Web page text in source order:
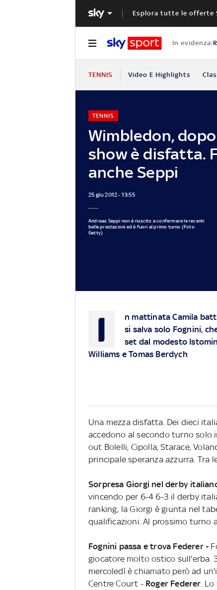
Esplora tutte le offerte
In evidenza:
TENNIS Video E Highlights
Wimbledon,
show è disfatta.
anche Seppi
TENNIS
25 giu 2012 - 13:55
Andreas Seppi non è riuscito a confermare le recenti
belle prestazioni ed è fuori al primo turno (Foto
Getty)
I
n mattinata Camila
si salva solo Fognini,
set dal modesto
Williams e Tomas Berdych
Una mezza disfatta. Dei dieci
accedono al secondo turno solo
out Bolelli, Cipolla, Starace,
principale speranza azzurra. Tra
Sorpresa Giorgi nel derby
vincendo per 6-4 6-3 il derby
ranking, la Giorgi è giunta nel
qualificazioni. Al prossimo turno
Fognini passa e trova Federer -
giocatore molto ostico sull'erba.
mercoledì è chiamato però ad
Centre Court - Roger Federer .